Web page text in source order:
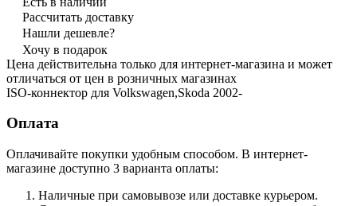
Рассчитать доставку
Нашли дешевле?
Хочу в подарок
Цена действительна только для интернет-магазина и может
отличаться от цен в розничных магазинах
ISO-коннектор для Volkswagen,Skoda 2002-
Оплата
Оплачивайте покупки удобным способом. В интернет-
магазине доступно 3 варианта оплаты:
Наличные при самовывозе или доставке курьером.